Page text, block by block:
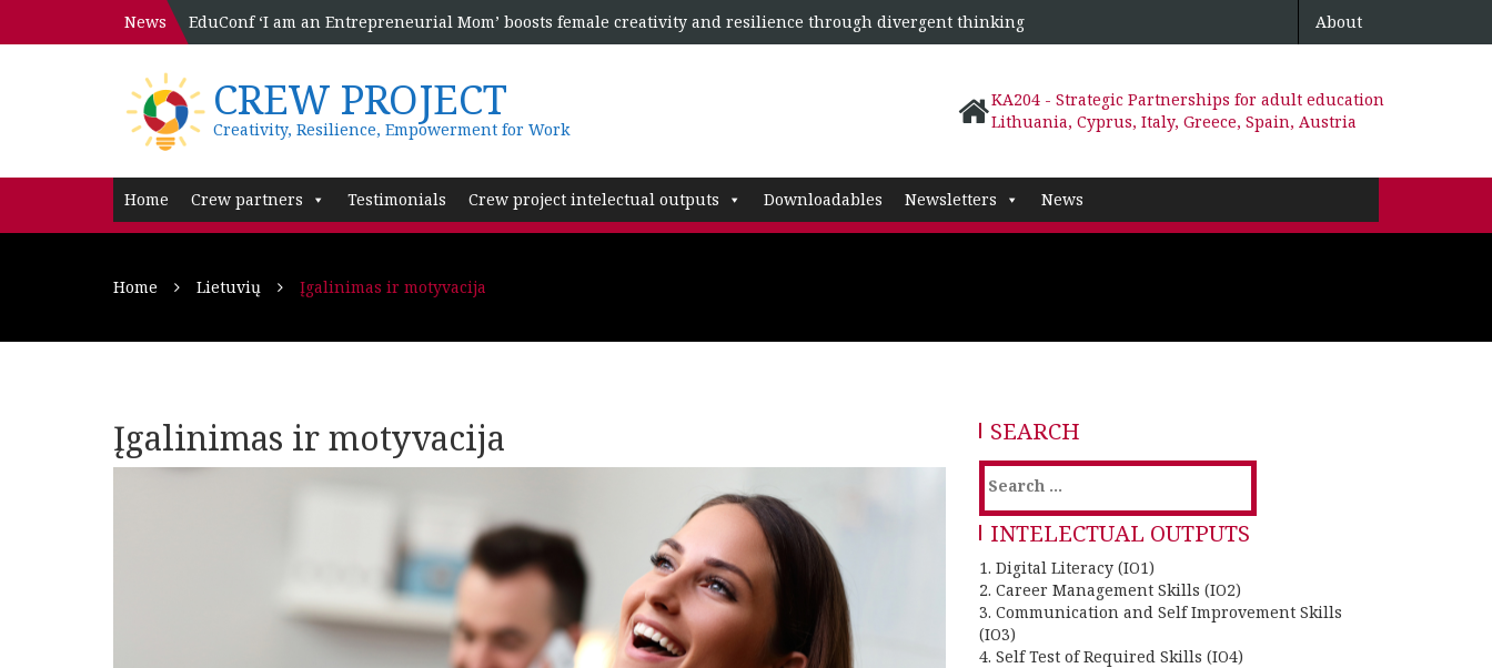
News EduConf ‘I am an Entrepreneurial Mom’ boosts female creativity and resilience through divergent thinking About
CREW PROJECT
Creativity, Resilience, Empowerment for Work
KA204 - Strategic Partnerships for adult education
Lithuania, Cyprus, Italy, Greece, Spain, Austria
Home Crew partners Testimonials Crew project intelectual outputs Downloadables Newsletters News
Home Lietuvių Įgalinimas ir motyvacija
Įgalinimas ir motyvacija SEARCH
INTELECTUAL OUTPUTS
1. Digital Literacy (IO1)
2. Career Management Skills (IO2)
3. Communication and Self Improvement Skills
(IO3)
4. Self Test of Required Skills (IO4)